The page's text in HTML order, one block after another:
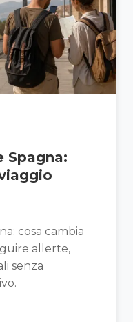
Spagna:
cosa cambia
allerte,
senza